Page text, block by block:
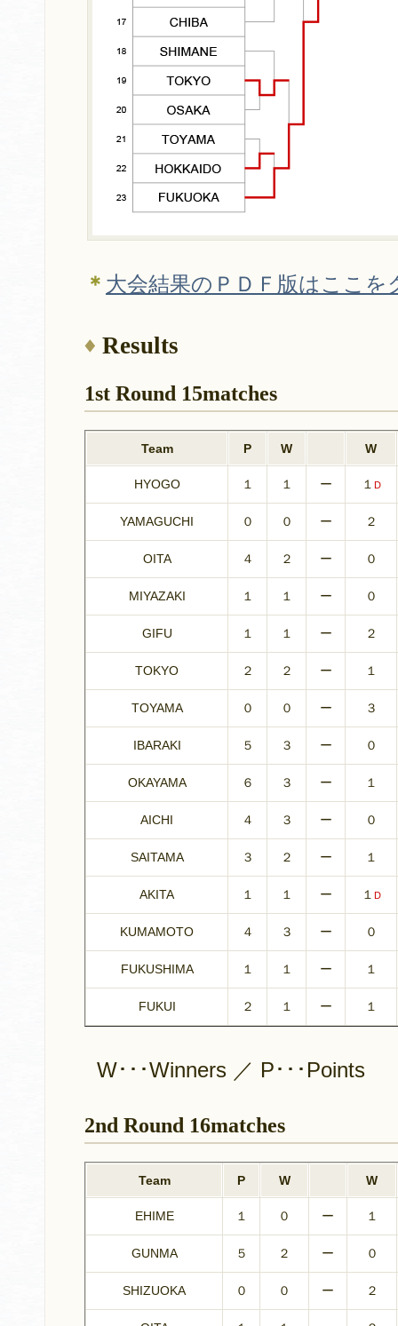
＊ 大会結果のＰＤＦ版はここ
Results
1st Round 15matches
Team P W W
HYOGO １ １ ー １ D
YAMAGUCHI ０ ０ ー ２
OITA ４ ２ ー ０
MIYAZAKI １ １ ー ０
GIFU １ １ ー ２
TOKYO ２ ２ ー １
TOYAMA ０ ０ ー ３
IBARAKI ５ ３ ー ０
OKAYAMA ６ ３ ー １
AICHI ４ ３ ー ０
SAITAMA ３ ２ ー １
AKITA １ １ ー １ D
KUMAMOTO ４ ３ ー ０
FUKUSHIMA １ １ ー １
FUKUI ２ １ ー １
W･･･Winners ／ P･･･Points
2nd Round 16matches
Team P W W
EHIME １ ０ ー １
GUNMA ５ ２ ー ０
SHIZUOKA ０ ０ ー ２